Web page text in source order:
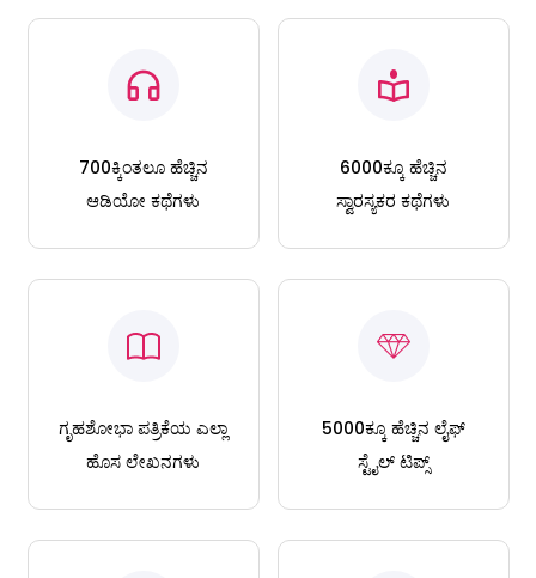
700ಕ್ಕಿಂತಲೂ ಹೆಚ್ಚಿನ
ಆಡಿಯೋ ಕಥೆಗಳು
6000ಕ್ಕೂ ಹೆಚ್ಚಿನ
ಸ್ವಾರಸ್ಯಕರ ಕಥೆಗಳು
ಗೃಹಶೋಭಾ ಪತ್ರಿಕೆಯ ಎಲ್ಲಾ
ಹೊಸ ಲೇಖನಗಳು
5000ಕ್ಕೂ ಹೆಚ್ಚಿನ ಲೈಫ್
ಸ್ಟೈಲ್ ಟಿಪ್ಸ್